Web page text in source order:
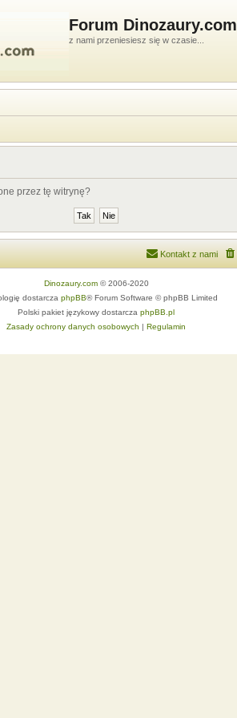
Forum Dinozaury.com
z nami przeniesiesz się w czasie...
przez tę witrynę?
Kontakt z nami
Dinozaury.com© 2006-2020
dostarcza phpBB® Forum Software © phpBB Limited
Polski pakiet językowy dostarcza phpBB.pl
Zasady ochrony danych osobowych | Regulamin